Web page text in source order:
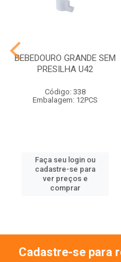
BEBEDOURO GRANDE SEM
PRESILHA U42
Código: 338
Embalagem: 12PCS
Faça seu login ou
cadastre-se para
ver preços e
comprar
Cadastre-se para